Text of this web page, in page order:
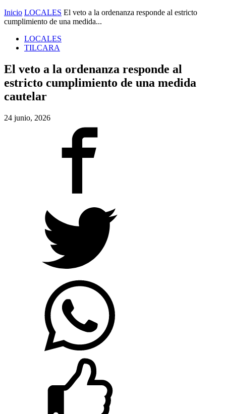
Inicio LOCALES El veto a la ordenanza responde al estricto
cumplimiento de una medida...
LOCALES
TILCARA
El veto a la ordenanza responde al
estricto cumplimiento de una medida
cautelar
24 junio, 2026